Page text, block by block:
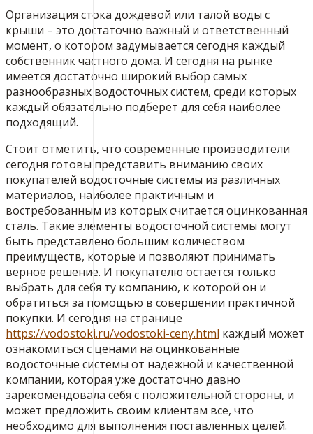
Организация стока дождевой или талой воды с
крыши – это достаточно важный и ответственный
момент, о котором задумывается сегодня каждый
собственник частного дома. И сегодня на рынке
имеется достаточно широкий выбор самых
разнообразных водосточных систем, среди которых
каждый обязательно подберет для себя наиболее
подходящий.
Стоит отметить, что современные производители
сегодня готовы представить вниманию своих
покупателей водосточные системы из различных
материалов, наиболее практичным и
востребованным из которых считается оцинкованная
сталь. Такие элементы водосточной системы могут
быть представлено большим количеством
преимуществ, которые и позволяют принимать
верное решение. И покупателю остается только
выбрать для себя ту компанию, к которой он и
обратиться за помощью в совершении практичной
покупки. И сегодня на странице
https://vodostoki.ru/vodostoki-ceny.html каждый может
ознакомиться с ценами на оцинкованные
водосточные системы от надежной и качественной
компании, которая уже достаточно давно
зарекомендовала себя с положительной стороны, и
может предложить своим клиентам все, что
необходимо для выполнения поставленных целей.